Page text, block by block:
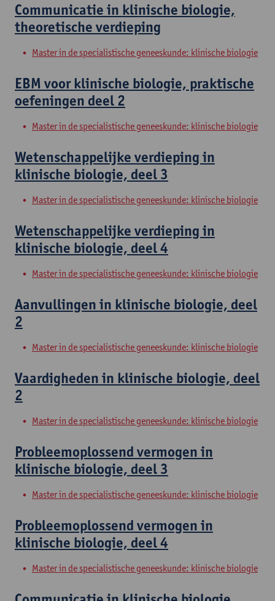
Communicatie in klinische biologie,
theoretische verdieping
Master in de specialistische geneeskunde: klinische biologie
EBM voor klinische biologie, praktische
oefeningen deel 2
Master in de specialistische geneeskunde: klinische biologie
Wetenschappelijke verdieping in
klinische biologie, deel 3
Master in de specialistische geneeskunde: klinische biologie
Wetenschappelijke verdieping in
klinische biologie, deel 4
Master in de specialistische geneeskunde: klinische biologie
Aanvullingen in klinische biologie, deel
2
Master in de specialistische geneeskunde: klinische biologie
Vaardigheden in klinische biologie, deel
2
Master in de specialistische geneeskunde: klinische biologie
Probleemoplossend vermogen in
klinische biologie, deel 3
Master in de specialistische geneeskunde: klinische biologie
Probleemoplossend vermogen in
klinische biologie, deel 4
Master in de specialistische geneeskunde: klinische biologie